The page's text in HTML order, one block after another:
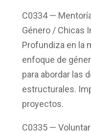
C0334 —
Género / Chicas
Profundiza en la
enfoque de
para abordar las
estructurales.
proyectos.
C0335 —